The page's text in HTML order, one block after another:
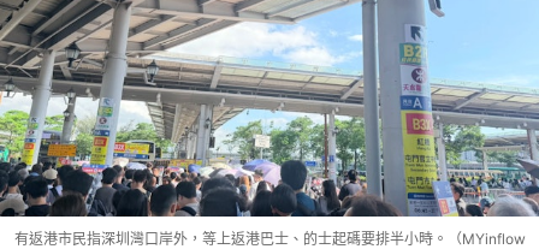
有返港市民指深圳灣口岸外，等上返港巴士、的士起碼要排半小時。（MYinflow